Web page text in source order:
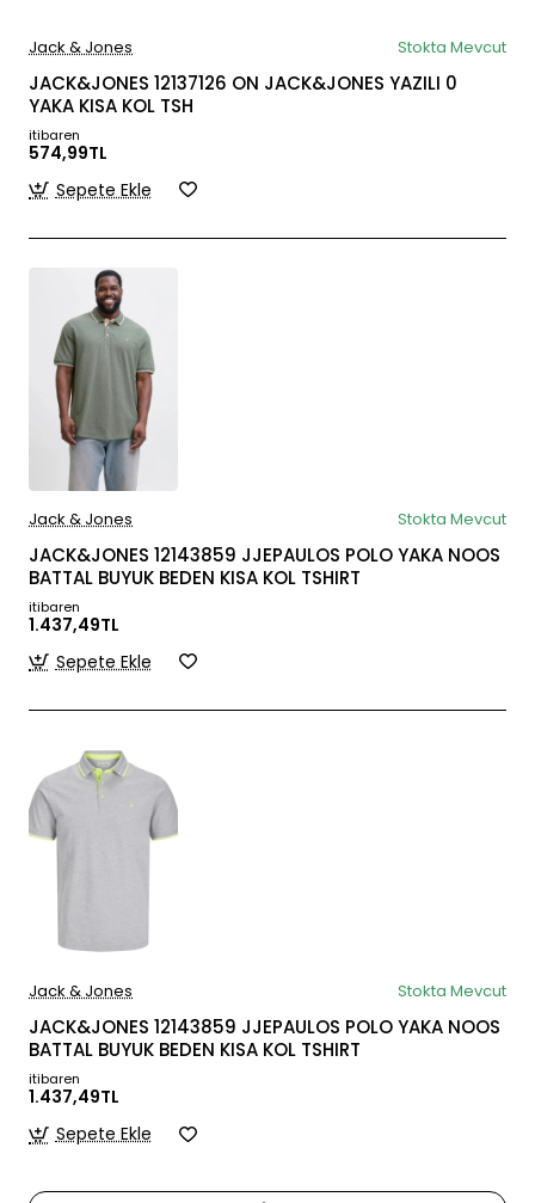
Jack & Jones Stokta Mevcut
JACK&JONES 12137126 ON JACK&JONES YAZILI 0
YAKA KISA KOL TSH
itibaren
574,99TL
Sepete Ekle
Jack & Jones Stokta Mevcut
JACK&JONES 12143859 JJEPAULOS POLO YAKA NOOS
BATTAL BUYUK BEDEN KISA KOL TSHIRT
itibaren
1.437,49TL
Sepete Ekle
Jack & Jones Stokta Mevcut
JACK&JONES 12143859 JJEPAULOS POLO YAKA NOOS
BATTAL BUYUK BEDEN KISA KOL TSHIRT
itibaren
1.437,49TL
Sepete Ekle